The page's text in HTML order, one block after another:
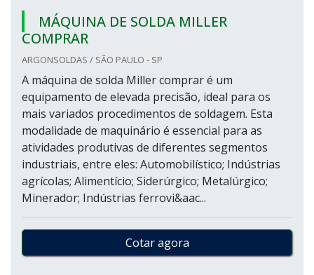
MÁQUINA DE SOLDA MILLER
COMPRAR
ARGONSOLDAS / SÃO PAULO - SP
A máquina de solda Miller comprar é um
equipamento de elevada precisão, ideal para os
mais variados procedimentos de soldagem. Esta
modalidade de maquinário é essencial para as
atividades produtivas de diferentes segmentos
industriais, entre eles: Automobilístico; Indústrias
agrícolas; Alimentício; Siderúrgico; Metalúrgico;
Minerador; Indústrias ferrovi&aac...
Cotar agora